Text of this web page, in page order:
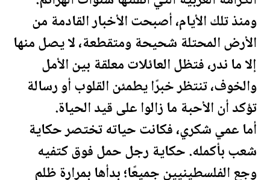
ومنذ تلك الأيام، أصبحت الأخبار القادمة من
الأرض المحتلة شحيحة ومتقطعة، لا يصل منها
إلا ما ندر، فتظل العائلات معلقة بين الأمل
والخوف، تنتظر خبرًا يطمئن القلوب أو رسالة
تؤكد أن الأحبة ما زالوا على قيد الحياة.
أما عمي شكري، فكانت حياته تختصر حكاية
شعب بأكمله. حكاية رجل حمل فوق كتفيه
وجع الفلسطينيين جميعًا؛ بدأها بمرارة ظلم